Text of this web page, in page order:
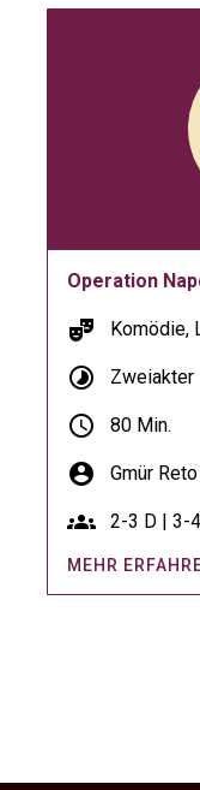
Operation
theater_comedy Komödie,
timelapse Zweiakter
schedule 80 Min.
account_circle Gmür Reto
groups 2-3 D | 3-
MEHR